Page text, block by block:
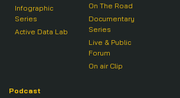
Infographic
Series
Active Data Lab
On The Road
Documentary
Series
Live & Public
Forum
On air Clip
Podcast